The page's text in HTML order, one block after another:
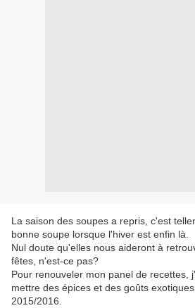
La saison des soupes a repris, c'est
bonne soupe lorsque l'hiver est enfin là.
Nul doute qu'elles nous aideront à
fêtes, n'est-ce pas?
Pour renouveler mon panel de recettes,
mettre des épices et des goûts
2015/2016.